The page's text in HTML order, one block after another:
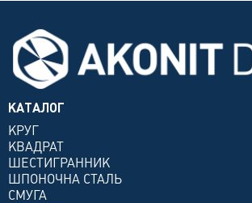
КАТАЛОГ
КРУГ
КВАДРАТ
ШЕСТИГРАННИК
ШПОНОЧНА СТАЛЬ
СМУГА